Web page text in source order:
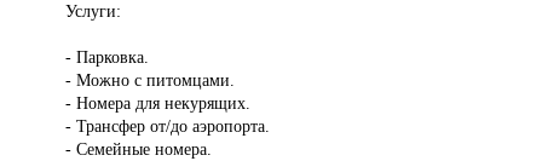
Услуги:
- Парковка.
- Можно с питомцами.
- Номера для некурящих.
- Трансфер от/до аэропорта.
- Семейные номера.